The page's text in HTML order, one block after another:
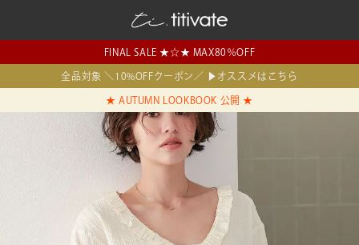
FINAL SALE ★☆★ MAX80％OFF
全品対象 ＼10%OFFクーポン／ ▶オススメはこちら
★ AUTUMN LOOKBOOK 公開 ★